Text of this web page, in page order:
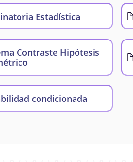
Estadística
Contraste Hipótesis
condicionada